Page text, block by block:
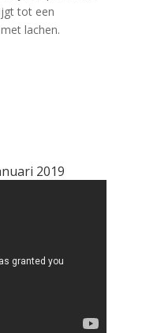
tot een
lachen.
2019